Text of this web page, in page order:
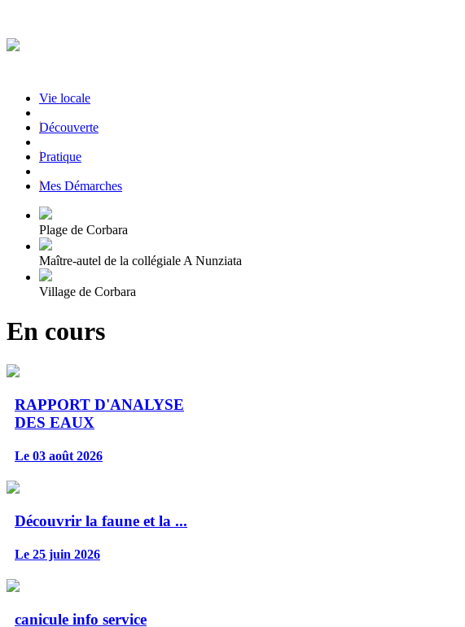
Vie locale
|Découverte
|Pratique
|Mes Démarches
Plage de Corbara
Maître-autel de la collégiale A Nunziata
Village de Corbara
En cours
RAPPORT D'ANALYSE
DES EAUX
Le 03 août 2026
Découvrir la faune et la ...
Le 25 juin 2026
canicule info service